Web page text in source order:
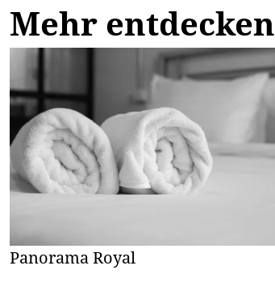
Mehr entdecken
Panorama Royal